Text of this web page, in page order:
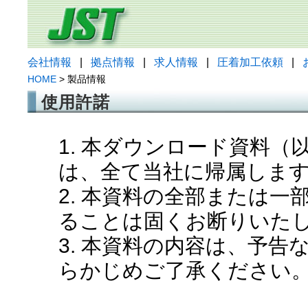
会社情報 拠点情報 求人情報 圧着加工依頼
HOME > 製品情報
使用許諾
1. 本ダウンロード資料（
は、全て当社に帰属しま
2. 本資料の全部または一
ることは固くお断りいた
3. 本資料の内容は、予告
らかじめご了承ください